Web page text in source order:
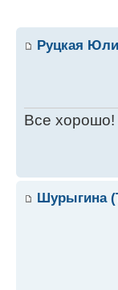
Руцкая
Все хорошо!
Шурыгина